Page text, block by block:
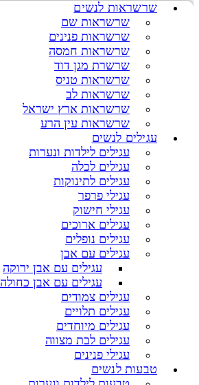
שרשראות לנשים
שרשראות שם
שרשראות פנינים
שרשראות חמסה
שרשרת מגן דוד
שרשראות טניס
שרשראות לב
שרשראות ארץ ישראל
שרשראות עין הרע
עגילים לנשים
עגילים לילדות ונערות
עגילים לכלה
עגילים לתינוקות
עגילי פרפר
עגילי חישוק
עגילים ארוכים
עגילים נופלים
עגילים עם אבן
עגילים עם אבן ירוקה
עגילים עם אבן כחולה
עגילים צמודים
עגילים תלויים
עגילים מיוחדים
עגילים לבת מצווה
עגילי פנינים
טבעות לנשים